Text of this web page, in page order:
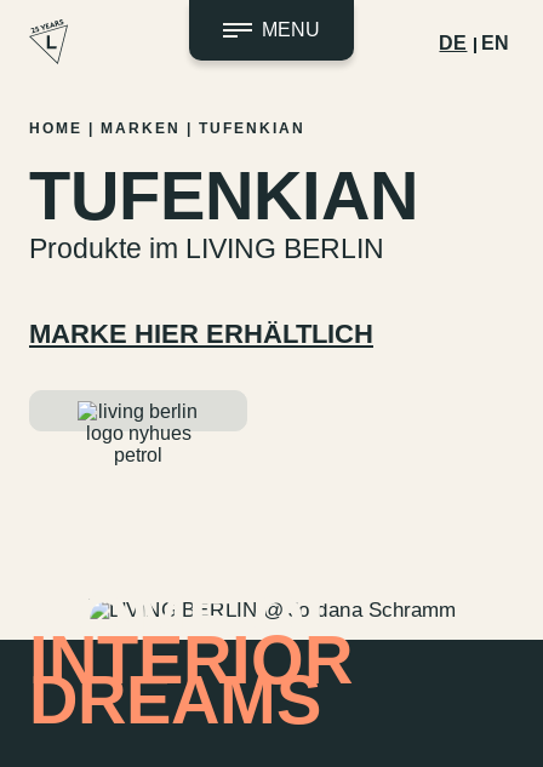
Zum
springen
MENU
DE EN
HOME MARKEN TUFENKIAN
TUFENKIAN
Produkte im LIVING BERLIN
MARKE HIER ERHÄLTLICH
HOME OF
INTERIOR
DREAMS